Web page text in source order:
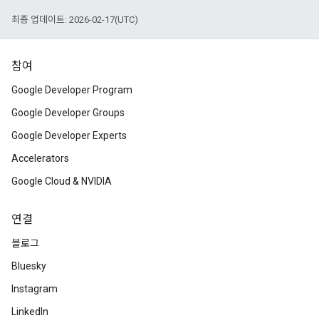
최종 업데이트: 2026-02-17(UTC)
참여
Google Developer Program
Google Developer Groups
Google Developer Experts
Accelerators
Google Cloud & NVIDIA
연결
블로그
Bluesky
Instagram
LinkedIn